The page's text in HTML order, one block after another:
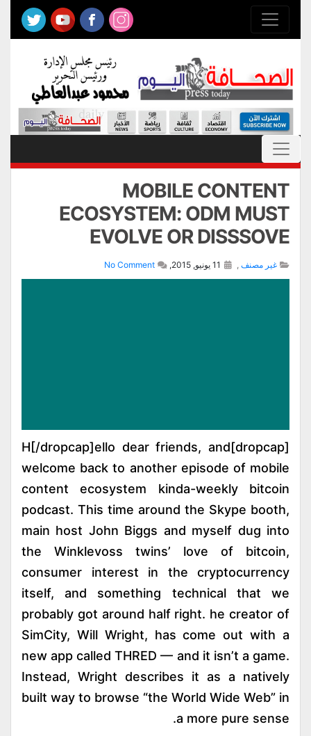
MOBILE CONTENT
ECOSYSTEM: ODM MUST
EVOLVE OR DISSSOVE
غير مصنف ,
No Comment
[dropcap]H[/dropcap]ello dear friends, and
welcome back to another episode of mobile
content ecosystem kinda-weekly bitcoin
podcast. This time around the Skype booth,
main host John Biggs and myself dug into
the Winklevoss twins’ love of bitcoin,
consumer interest in the cryptocurrency
itself, and something technical that we
probably got around half right. he creator of
SimCity, Will Wright, has come out with a
new app called THRED — and it isn’t a game.
Instead, Wright describes it as a natively
built way to browse “the World Wide Web” in
a more pure sense.